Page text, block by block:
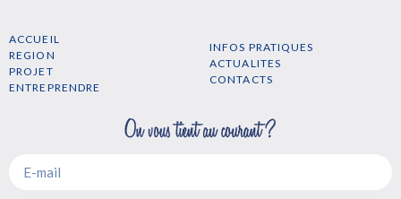
ACCUEIL
REGION
PROJET
ENTREPRENDRE
INFOS PRATIQUES
ACTUALITES
CONTACTS